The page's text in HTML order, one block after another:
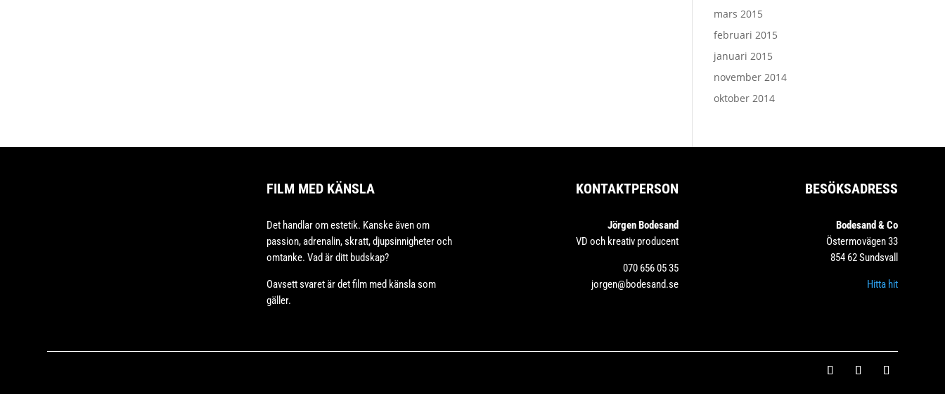
mars 2015
februari 2015
januari 2015
november 2014
oktober 2014
FILM MED KÄNSLA
Det handlar om estetik. Kanske även om
passion, adrenalin, skratt, djupsinnigheter och
omtanke. Vad är ditt budskap?
Oavsett svaret är det film med känsla som
gäller.
KONTAKTPERSON
Jörgen Bodesand
VD och kreativ producent
070 656 05 35
jorgen@bodesand.se
BESÖKSADRESS
Bodesand & Co
Östermovägen 33
854 62 Sundsvall
Hitta hit